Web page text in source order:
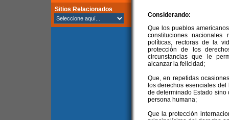
Sitios Relacionados
Considerando:
Que los pueblos
constituciones
políticas, rectoras de la
protección de los
circunstancias que le
alcanzar la felicidad;
Que, en repetidas
los derechos esenciales
de determinado Estado
persona humana;
Que la protección